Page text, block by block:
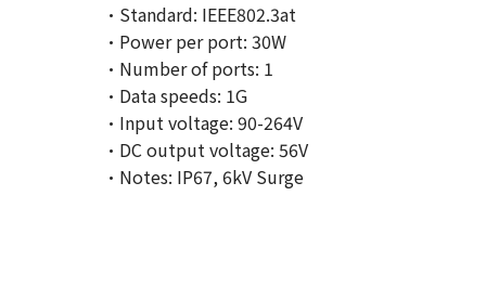
·Standard: IEEE802.3at
·Power per port: 30W
·Number of ports: 1
·Data speeds: 1G
·Input voltage: 90-264V
·DC output voltage: 56V
·Notes: IP67, 6kV Surge